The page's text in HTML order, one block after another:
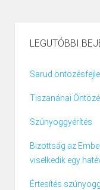
LEGUTÓBBI
Sarud
Tiszanánai
Szúnyoggyérítés
Bizottság az
viselkedik egy
Értesítés